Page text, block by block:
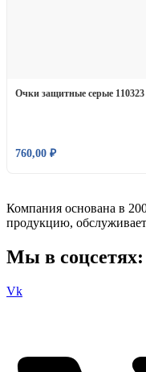
Очки защитные серые 110323
760,00 ₽
Компания основана в
продукцию,
Мы в соцсетях:
Vk